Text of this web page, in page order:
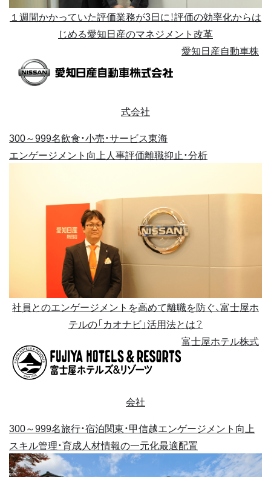
１週間かかっていた評価業務が3日に！評価の効率化からは
じめる愛知日産のマネジメント改革
愛知日産自動車株
式会社
300～999名飲食・小売・サービス東海
エンゲージメント向上人事評価離職抑止・分析
社員とのエンゲージメントを高めて離職を防ぐ、富士屋ホ
テルの「カオナビ」活用法とは？
富士屋ホテル株式
会社
300～999名旅行・宿泊関東・甲信越エンゲージメント向上
スキル管理・育成人材情報の一元化最適配置